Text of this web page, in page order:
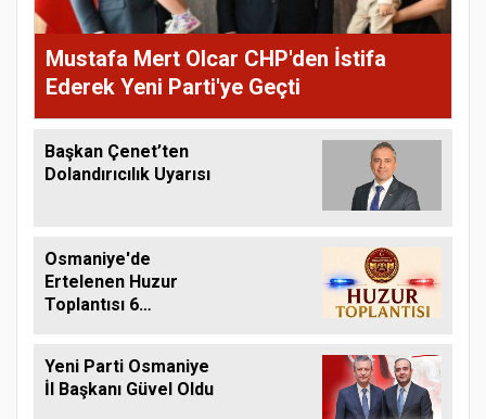
Mustafa Mert Olcar CHP'den İstifa
Ederek Yeni Parti'ye Geçti
Başkan Çenet’ten
Dolandırıcılık Uyarısı
Osmaniye'de
Ertelenen Huzur
Toplantısı 6
Yeni Parti Osmaniye
İl Başkanı Güvel Oldu